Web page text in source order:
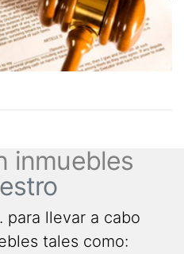
inmuebles
para llevar a cabo
tales como: